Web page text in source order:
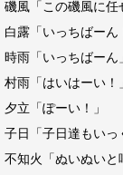
磯風「この磯風に任
白露「いっちばーん
時雨「いっちばーん」
村雨「はいはーい！」
夕立「ぽーい！」
子日「子日達もい
不知火「ぬいぬいと